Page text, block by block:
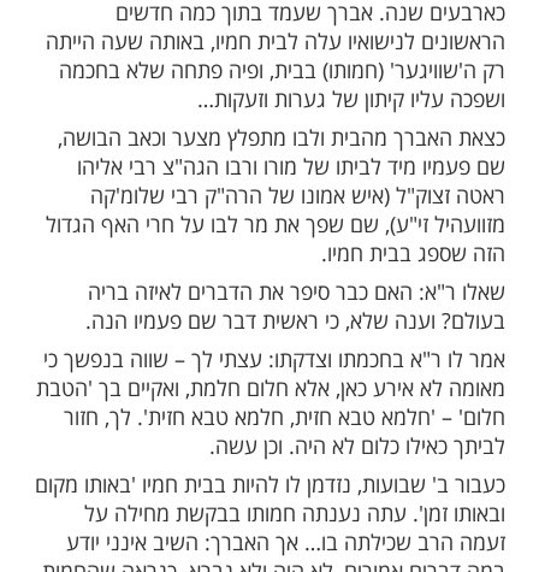
עוד תוכן חדש ומפתיע! התחברו לכל
שלנו בתהילים בלחיצה כאן >>>​
התרחש בעיר הקודש ירושלים לפני
שנה. אברך שעמד בתוך כמה חדשים
לנישואיו עלה לבית חמיו, באותה שעה הייתה
(חמותו) בבית, ופיה פתחה שלא בחכמה
קיתון של גערות וזעקות…
מהבית ולבו מתפלץ מצער וכאב הבושה,
לביתו של מורו ורבו הגה"צ רבי אליהו
(איש אמונו של הרה"ק רבי שלומ'קה
זי"ע), שם שפך את מר לבו על חרי האף הגדול
בבית חמיו.